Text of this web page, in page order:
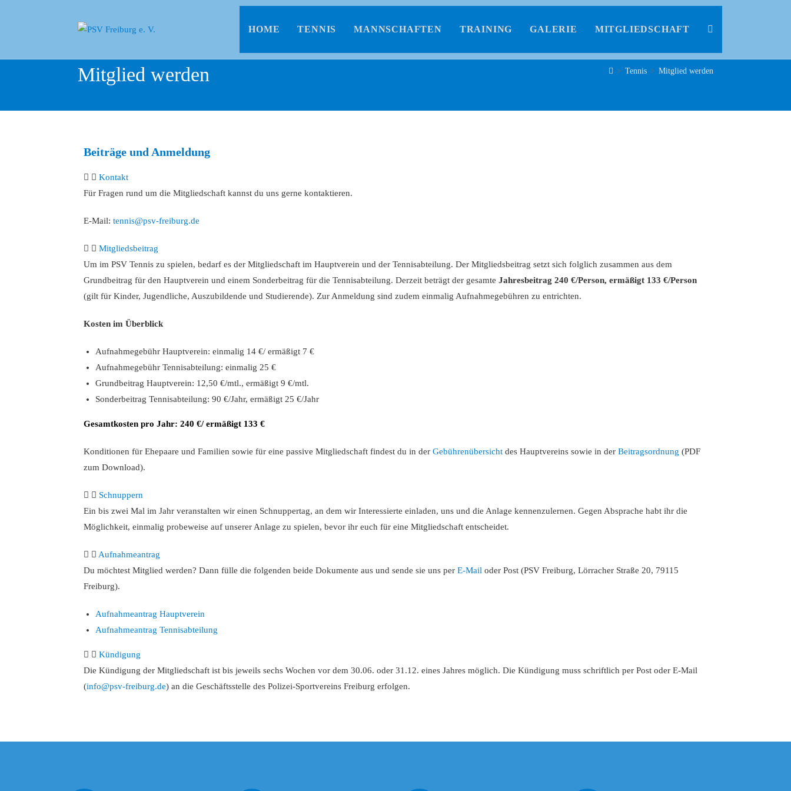
HOME TENNIS MANNSCHAFTEN TRAINING GALERIE MITGLIEDSCHAFT
Mitglied werden > Tennis > Mitglied werden
Beiträge und Anmeldung
Kontakt
Für Fragen rund um die Mitgliedschaft kannst du uns gerne kontaktieren.
E-Mail: tennis@psv-freiburg.de
Mitgliedsbeitrag
Um im PSV Tennis zu spielen, bedarf es der Mitgliedschaft im Hauptverein und der Tennisabteilung. Der Mitgliedsbeitrag setzt sich folglich zusammen aus dem
Grundbeitrag für den Hauptverein und einem Sonderbeitrag für die Tennisabteilung. Derzeit beträgt der gesamte Jahresbeitrag 240 €/Person, ermäßigt 133 €/Person
(gilt für Kinder, Jugendliche, Auszubildende und Studierende). Zur Anmeldung sind zudem einmalig Aufnahmegebühren zu entrichten.
Kosten im Überblick
Aufnahmegebühr Hauptverein: einmalig 14 €/ ermäßigt 7 €
Aufnahmegebühr Tennisabteilung: einmalig 25 €
Grundbeitrag Hauptverein: 12,50 €/mtl., ermäßigt 9 €/mtl.
Sonderbeitrag Tennisabteilung: 90 €/Jahr, ermäßigt 25 €/Jahr
Gesamtkosten pro Jahr: 240 €/ ermäßigt 133 €
Konditionen für Ehepaare und Familien sowie für eine passive Mitgliedschaft findest du in der Gebührenübersicht des Hauptvereins sowie in der Beitragsordnung (PDF
zum Download).
Schnuppern
Ein bis zwei Mal im Jahr veranstalten wir einen Schnuppertag, an dem wir Interessierte einladen, uns und die Anlage kennenzulernen. Gegen Absprache habt ihr die
Möglichkeit, einmalig probeweise auf unserer Anlage zu spielen, bevor ihr euch für eine Mitgliedschaft entscheidet.
Aufnahmeantrag
Du möchtest Mitglied werden? Dann fülle die folgenden beide Dokumente aus und sende sie uns per E-Mail oder Post (PSV Freiburg, Lörracher Straße 20, 79115
Freiburg).
Aufnahmeantrag Hauptverein
Aufnahmeantrag Tennisabteilung
Kündigung
Die Kündigung der Mitgliedschaft ist bis jeweils sechs Wochen vor dem 30.06. oder 31.12. eines Jahres möglich. Die Kündigung muss schriftlich per Post oder E-Mail
(info@psv-freiburg.de) an die Geschäftsstelle des Polizei-Sportvereins Freiburg erfolgen.